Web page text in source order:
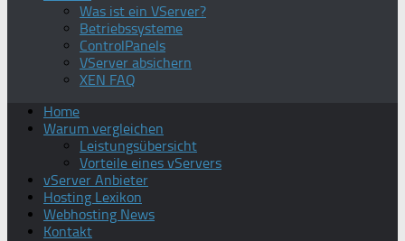
Was ist ein VServer?
Betriebssysteme
ControlPanels
VServer absichern
XEN FAQ
Home
Warum vergleichen
Leistungsübersicht
Vorteile eines vServers
vServer Anbieter
Hosting Lexikon
Webhosting News
Kontakt